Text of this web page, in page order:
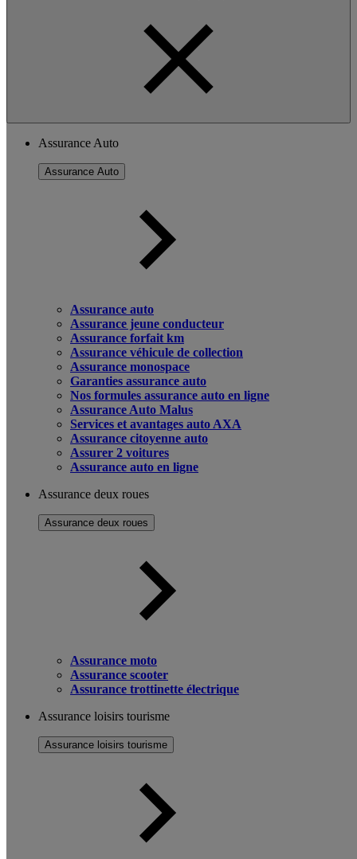
Assurance Auto
Assurance Auto
Assurance auto
Assurance jeune conducteur
Assurance forfait km
Assurance véhicule de collection
Assurance monospace
Garanties assurance auto
Nos formules assurance auto en ligne
Assurance Auto Malus
Services et avantages auto AXA
Assurance citoyenne auto
Assurer 2 voitures
Assurance auto en ligne
Assurance deux roues
Assurance deux roues
Assurance moto
Assurance scooter
Assurance trottinette électrique
Assurance loisirs tourisme
Assurance loisirs tourisme